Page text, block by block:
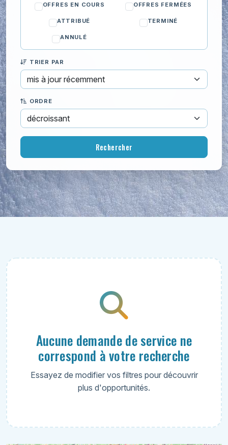
Déménagement
Informatique
Jardinage
Ménage
OFFRES EN COURS OFFRES FERMÉES
ATTRIBUÉ TERMINÉ
ANNULÉ
TRIER PAR
ORDRE
Aucune demande de service ne
correspond à votre recherche
Essayez de modifier vos filtres pour découvrir
plus d'opportunités.